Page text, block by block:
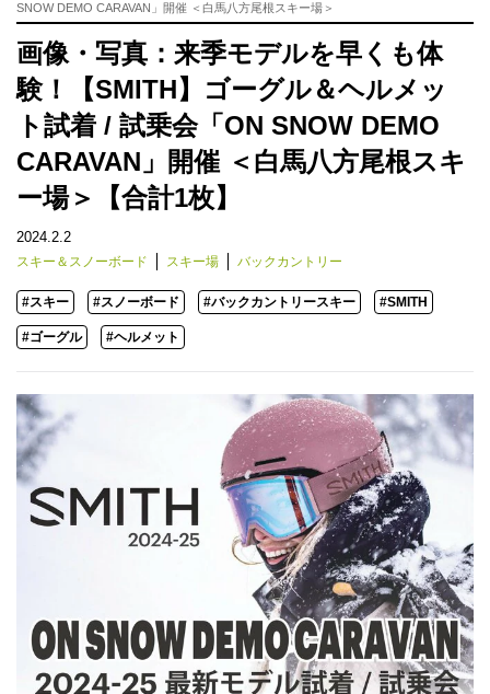
SNOW DEMO CARAVAN」開催 ＜白馬八方尾根スキー場＞
画像・写真：来季モデルを早くも体
験！【SMITH】ゴーグル＆ヘルメッ
ト試着 / 試乗会「ON SNOW DEMO
CARAVAN」開催 ＜白馬八方尾根スキ
ー場＞【合計1枚】
2024.2.2
スキー＆スノーボード スキー場 バックカントリー
#スキー #スノーボード #バックカントリースキー #SMITH
#ゴーグル #ヘルメット